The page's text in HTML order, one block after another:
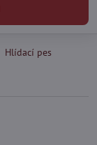
Hlídací pes